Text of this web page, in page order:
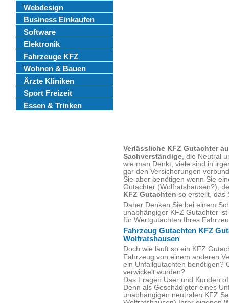
Webdesign
Business Einkaufen
Software
Elektronik
Fahrzeuge KFZ
Wohnen & Bauen
Ärzte Kliniken
Sport Freizeit
Essen & Trinken
Verlässliche KFZ Gutachter
Sachverständige, die Neutral
wie man Denkt, viele sind in
gar den Versicherungen
Sie aber benötigen wenn Sie
Gutachter (Wolfratshausen?),
KFZ Gutachten so erstellt, das
Daher Denken Sie bei einem
unabhängiger KFZ Gutachter
für Wertgutachten Ihres
Fahrzeug Gutachten KFZ
Wolfratshausen
Doch wie läuft so ein KFZ
Fahrzeug von einem anderen
ein Unfallgutachten benötigen?
verwickelt wurden?
Das Fragen User und Kunden
Denn als Geschädigter eines
unabhängigen neutralen KFZ